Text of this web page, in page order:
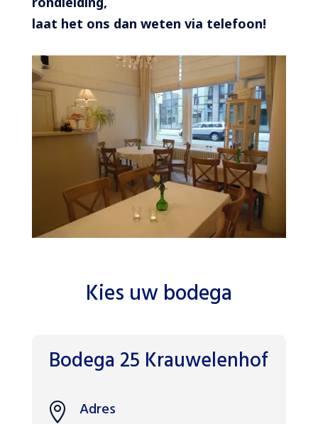
laat het ons dan weten via telefoon!
Kies uw bodega
Bodega 25 Krauwelenhof
 Adres